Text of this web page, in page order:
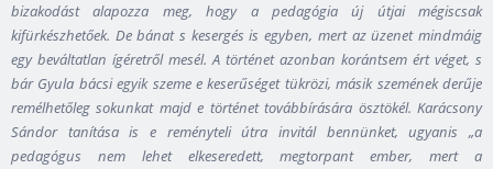
bizakodást alapozza meg, hogy a pedagógia új útjai mégiscsak
kifürkészhetőek. De bánat s kesergés is egyben, mert az üzenet mindmáig
egy beváltatlan ígéretről mesél. A történet azonban korántsem ért véget, s
bár Gyula bácsi egyik szeme e keserűséget tükrözi, másik szemének derűje
remélhetőleg sokunkat majd e történet továbbírására ösztökél. Karácsony
Sándor tanítása is e reményteli útra invitál bennünket, ugyanis „a
pedagógus nem lehet elkeseredett, megtorpant ember, mert a